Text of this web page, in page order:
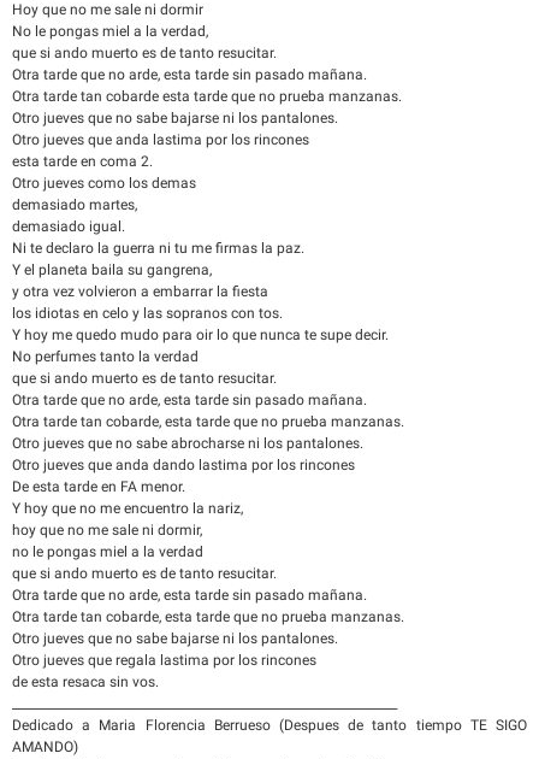
Hoy que no me sale ni dormir
No le pongas miel a la verdad,
que si ando muerto es de tanto resucitar.
Otra tarde que no arde, esta tarde sin pasado mañana.
Otra tarde tan cobarde esta tarde que no prueba manzanas.
Otro jueves que no sabe bajarse ni los pantalones.
Otro jueves que anda lastima por los rincones
esta tarde en coma 2.
Otro jueves como los demas
demasiado martes,
demasiado igual.
Ni te declaro la guerra ni tu me firmas la paz.
Y el planeta baila su gangrena,
y otra vez volvieron a embarrar la fiesta
los idiotas en celo y las sopranos con tos.
Y hoy me quedo mudo para oir lo que nunca te supe decir.
No perfumes tanto la verdad
que si ando muerto es de tanto resucitar.
Otra tarde que no arde, esta tarde sin pasado mañana.
Otra tarde tan cobarde, esta tarde que no prueba manzanas.
Otro jueves que no sabe abrocharse ni los pantalones.
Otro jueves que anda dando lastima por los rincones
De esta tarde en FA menor.
Y hoy que no me encuentro la nariz,
hoy que no me sale ni dormir,
no le pongas miel a la verdad
que si ando muerto es de tanto resucitar.
Otra tarde que no arde, esta tarde sin pasado mañana.
Otra tarde tan cobarde, esta tarde que no prueba manzanas.
Otro jueves que no sabe bajarse ni los pantalones.
Otro jueves que regala lastima por los rincones
de esta resaca sin vos.
Dedicado a Maria Florencia Berrueso (Despues de tanto tiempo TE SIGO
AMANDO)